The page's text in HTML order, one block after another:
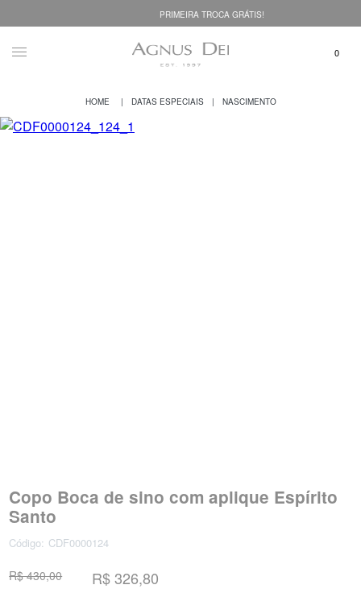
PRIMEIRA TROCA GRÁTIS!
DATAS ESPECIAIS NASCIMENTO
Copo Boca de sino com aplique Espírito
Santo
Código: CDF0000124
R$ 430,00 R$ 326,80